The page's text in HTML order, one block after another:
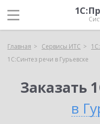
Главная Сервисы ИТС
1С:Синтез речи в Гурьевске
Заказать
в